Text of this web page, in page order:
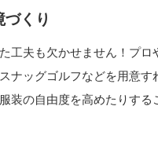
くり
工夫も欠かせません！プ
ナッグゴルフなどを用意
装の自由度を高めたりす